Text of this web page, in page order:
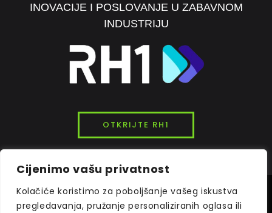
Cijenimo vašu privatnost
Kolačiće koristimo za poboljšanje vašeg iskustva
pregledavanja, pružanje personaliziranih oglasa ili
INOVACIJE I POSLOVANJE U ZABAVNOM
INDUSTRIJU
OTKRIJTE RH1
© 2026 INK7LAB STUDIOS. SVA PRAVA PRIDRŽANA.